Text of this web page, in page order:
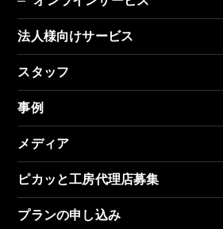
法人様向けサービス
スタッフ
事例
メディア
ピカッと工房代理店募集
プランの申し込み